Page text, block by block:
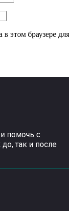
этом браузере для
помочь с
так и после